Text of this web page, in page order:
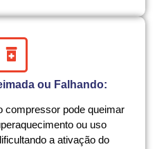
ou Falhando:
compressor pode queimar
ou uso
a ativação do